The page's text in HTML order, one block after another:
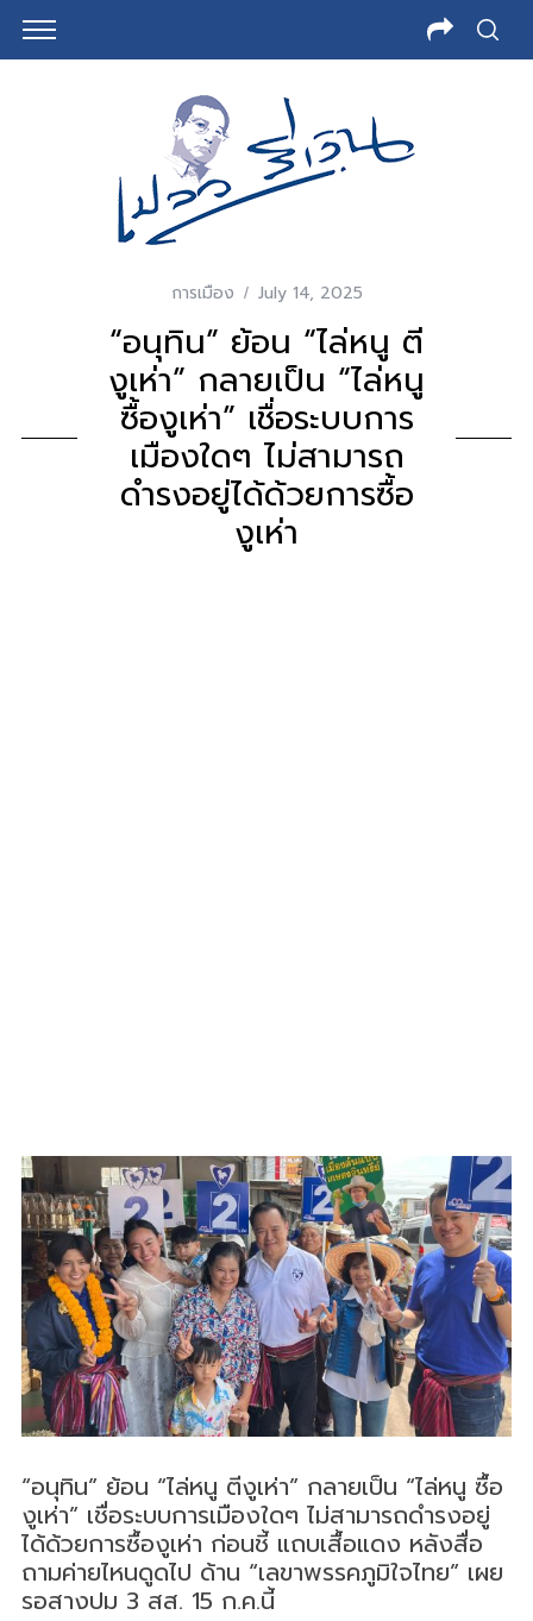
การเมือง July 14, 2025
“อนุทิน” ย้อน​ “ไล่หนู ตี
งูเห่า” กลายเป็น “ไล่หนู
ซื้องูเห่า” เชื่อระบบการ
เมืองใดๆ ไม่สามารถ
ดำรงอยู่ได้ด้วยการซื้อ
งูเห่า​
“อนุทิน” ย้อน​ “ไล่หนู ตีงูเห่า” กลายเป็น “ไล่หนู ซื้อ
งูเห่า” เชื่อระบบการเมืองใดๆ ไม่สามารถดำรงอยู่
ได้ด้วยการซื้องูเห่า​ ก่อนชี้ แถบเสื้อแดง หลังสื่อ
ถามค่ายไหนดูด​ไป​ ด้าน “เลขาพรรคภูมิใจไทย​” เผย
รอสางปม​ 3 สส.​ 15 ก.ค.นี้​